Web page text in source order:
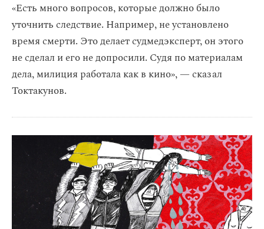
«Есть много вопросов, которые должно было
уточнить следствие. Например, не установлено
время смерти. Это делает судмедэксперт, он этого
не сделал и его не допросили. Судя по материалам
дела, милиция работала как в кино», — сказал
Токтакунов.